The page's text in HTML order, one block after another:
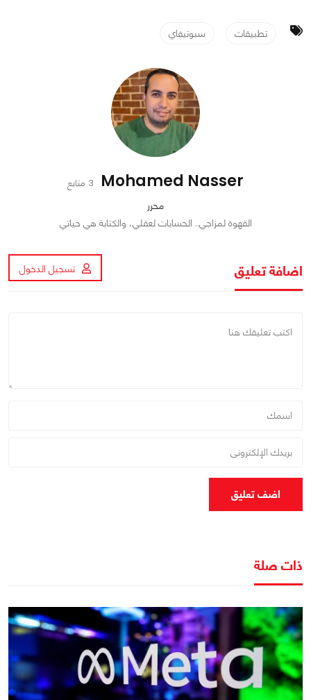
تطبيقات سبوتيفاي
Mohamed Nasser 3 متابع
محرر
القهوة لمزاجي.. الحسابات لعقلي، والكتابة هي حياتي
اضافة تعليق تسجيل الدخول
اضف تعليق
ذات صلة